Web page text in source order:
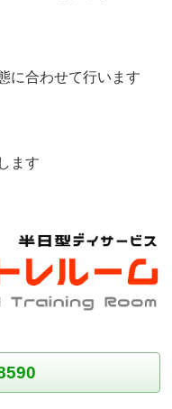
に合わせて行います
ます